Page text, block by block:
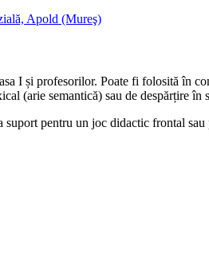
Apold (Mureş)
I și profesorilor. Poate fi folosită în
(arie semantică) sau de despărțire în
suport pentru un joc didactic frontal sau